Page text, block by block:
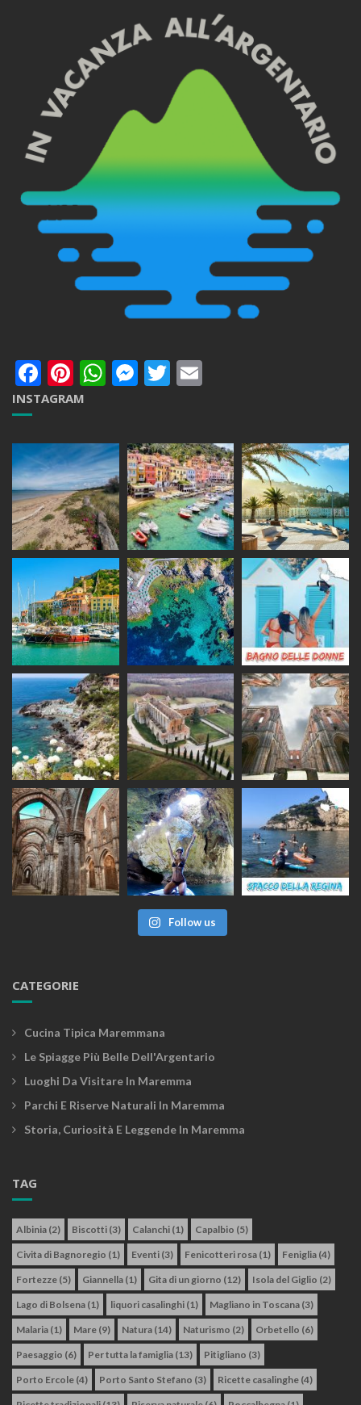
Facebook
Pinterest
WhatsApp
Messenger
Twitter
INSTAGRAM
Follow us
CATEGORIE
Cucina Tipica Maremmana
Le Spiagge Più Belle Dell'Argentario
Luoghi Da Visitare In Maremma
Parchi E Riserve Naturali In Maremma
Storia, Curiosità E Leggende In Maremma
TAG
Albinia (2) Biscotti (3) Calanchi (1) Capalbio (5)
Civita di Bagnoregio (1) Eventi (3) Fenicotteri rosa (1) Feniglia (4)
Fortezze (5) Giannella (1) Gita di un giorno (12) Isola del Giglio (2)
Lago di Bolsena (1) liquori casalinghi (1) Magliano in Toscana (3)
Malaria (1) Mare (9) Natura (14) Naturismo (2) Orbetello (6)
Paesaggio (6) Per tutta la famiglia (13) Pitigliano (3)
Porto Ercole (4) Porto Santo Stefano (3) Ricette casalinghe (4)